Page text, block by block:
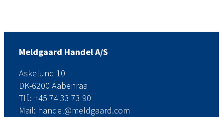
Meldgaard Handel A/S
Askelund 10
DK-6200 Aabenraa
Tlf.: +45 74 33 73 90
Mail: handel@meldgaard.com